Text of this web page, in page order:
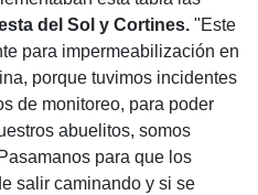
del Sol y Cortines. "Este
para impermeabilización en
porque tuvimos incidentes
de monitoreo, para poder
abuelitos, somos
para que los
salir caminando y si se